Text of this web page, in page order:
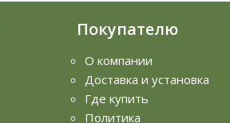
Покупателю
О компании
Доставка и установка
Где купить
Политика